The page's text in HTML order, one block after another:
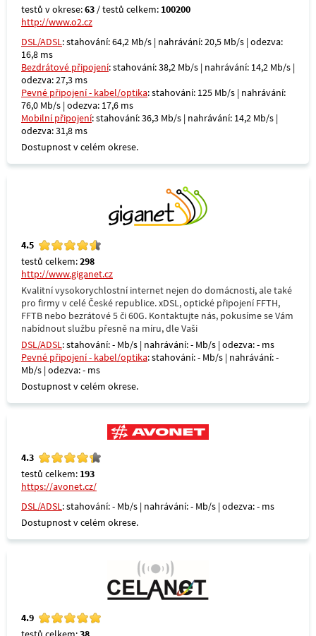
testů v okrese:63 / testů celkem: 100200
http://www.o2.cz
DSL/ADSL: stahování: 64,2 Mb/s | nahrávání: 20,5 Mb/s | odezva:
16,8 ms
Bezdrátové připojení: stahování: 38,2 Mb/s | nahrávání: 14,2 Mb/s |
odezva: 27,3 ms
Pevné připojení - kabel/optika: stahování: 125 Mb/s | nahrávání:
76,0 Mb/s | odezva: 17,6 ms
Mobilní připojení: stahování: 36,3 Mb/s | nahrávání: 14,2 Mb/s |
odezva: 31,8 ms
Dostupnost v celém okrese.
4.5
testů celkem:298
http://www.giganet.cz
Kvalitní vysokorychlostní internet nejen do domácnosti, ale také
pro firmy v celé České republice. xDSL, optické připojení FFTH,
FFTB nebo bezrátové 5 či 60G. Kontaktujte nás, pokusíme se Vám
nabídnout službu přesně na míru, dle Vaši
DSL/ADSL: stahování: - Mb/s | nahrávání: - Mb/s | odezva: - ms
Pevné připojení - kabel/optika: stahování: - Mb/s | nahrávání: -
Mb/s | odezva: - ms
Dostupnost v celém okrese.
4.3
testů celkem: 193
https://avonet.cz/
DSL/ADSL: stahování: - Mb/s | nahrávání: - Mb/s | odezva: - ms
Dostupnost v celém okrese.
4.9